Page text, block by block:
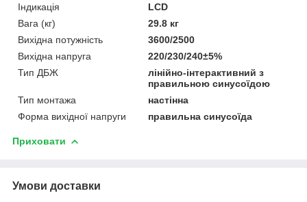
Індикація
LCD
Вага (кг)
29.8 кг
Вихідна потужність
3600/2500
Вихідна напруга
220/230/240±5%
Тип ДБЖ
лінійно-інтерактивний з
правильною синусоїдою
Тип монтажа
настінна
Форма вихідної напруги
правильна синусоїда
Приховати
Умови доставки